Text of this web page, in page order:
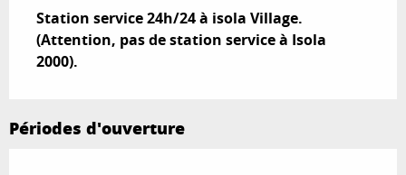
Station service 24h/24 à isola Village.
(Attention, pas de station service à Isola
2000).
Périodes d'ouverture